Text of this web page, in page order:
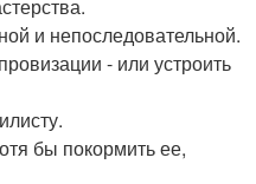
и непоследовательной.
- или устроить
бы покормить ее,